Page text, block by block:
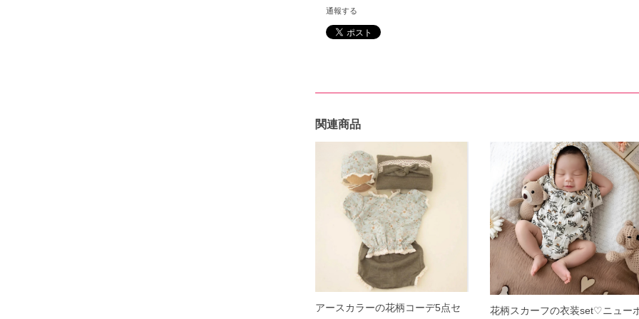
通報する
関連商品
アースカラーの花柄コーデ5点セ
花柄スカーフの衣装set♡ニュー